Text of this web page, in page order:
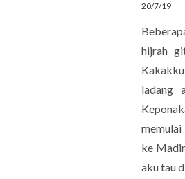
20/7/19
hijrah
ladang
ke
aku tau